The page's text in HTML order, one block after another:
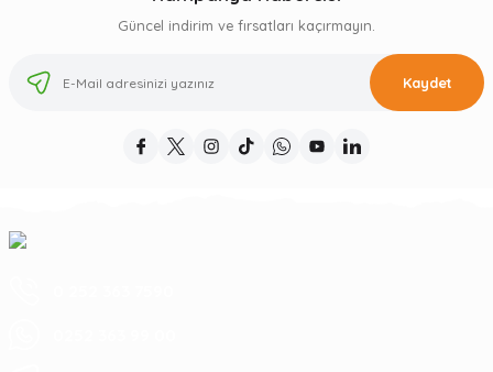
Güncel indirim ve fırsatları kaçırmayın.
Kaydet